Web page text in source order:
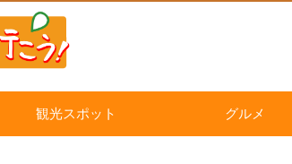
観光スポット グルメ